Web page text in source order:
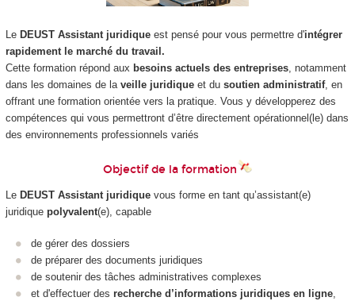
Le DEUST Assistant juridique est pensé pour vous permettre d'intégrer
rapidement le marché du travail.
Cette formation répond aux besoins actuels des entreprises, notamment
dans les domaines de la veille juridiqueet du soutien administratif, en
offrant une formation orientée vers la pratique. Vous y développerez des
compétences qui vous permettront d’être directement opérationnel(le) dans
des environnements professionnels variés
Objectif de la formation
Le DEUST Assistant juridiquevous forme en tant qu’assistant(e)
juridique polyvalent(e), capable
de gérer des dossiers
de préparer des documents juridiques
de soutenir des tâches administratives complexes
et d'effectuer des recherche d’informations juridiques en ligne,